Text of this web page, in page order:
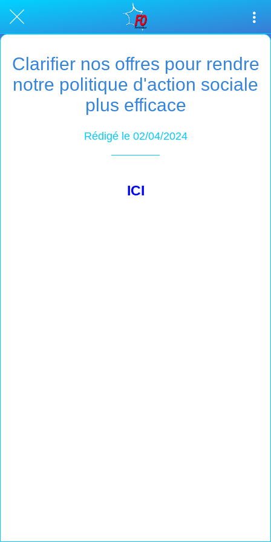
Clarifier nos offres pour rendre
notre politique d'action sociale
plus efficace
Rédigé le 02/04/2024
ICI